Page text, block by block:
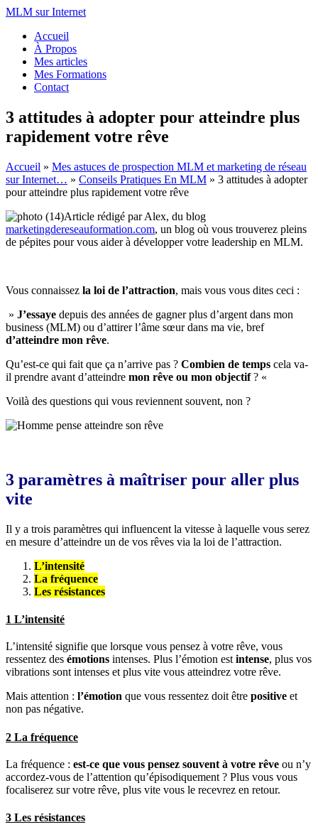
MLM sur Internet
Accueil
À Propos
Mes articles
Mes Formations
Contact
3 attitudes à adopter pour atteindre plus
rapidement votre rêve
Accueil » Mes astuces de prospection MLM et marketing de réseau
sur Internet… » Conseils Pratiques En MLM » 3 attitudes à adopter
pour atteindre plus rapidement votre rêve
Article rédigé par Alex, du blog
marketingdereseauformation.com, un blog où vous trouverez pleins
de pépites pour vous aider à développer votre leadership en MLM.
Vous connaissez la loi de l’attraction, mais vous vous dites ceci :
» J’essaye depuis des années de gagner plus d’argent dans mon
business (MLM) ou d’attirer l’âme sœur dans ma vie, bref
d’atteindre mon rêve.
Qu’est-ce qui fait que ça n’arrive pas ? Combien de temps cela va-
il prendre avant d’atteindre mon rêve ou mon objectif? «
Voilà des questions qui vous reviennent souvent, non ?
3 paramètres à maîtriser pour aller plus
vite
Il y a trois paramètres qui influencent la vitesse à laquelle vous serez
en mesure d’atteindre un de vos rêves via la loi de l’attraction.
L’intensité
La fréquence
Les résistances
1 L’intensité
L’intensité signifie que lorsque vous pensez à votre rêve, vous
ressentez des émotions intenses. Plus l’émotion est intense, plus vos
vibrations sont intenses et plus vite vous atteindrez votre rêve.
Mais attention : l’émotion que vous ressentez doit être positive et
non pas négative.
2 La fréquence
La fréquence : est-ce que vous pensez souvent à votre rêve ou n’y
accordez-vous de l’attention qu’épisodiquement ? Plus vous vous
focaliserez sur votre rêve, plus vite vous le recevrez en retour.
3 Les résistances